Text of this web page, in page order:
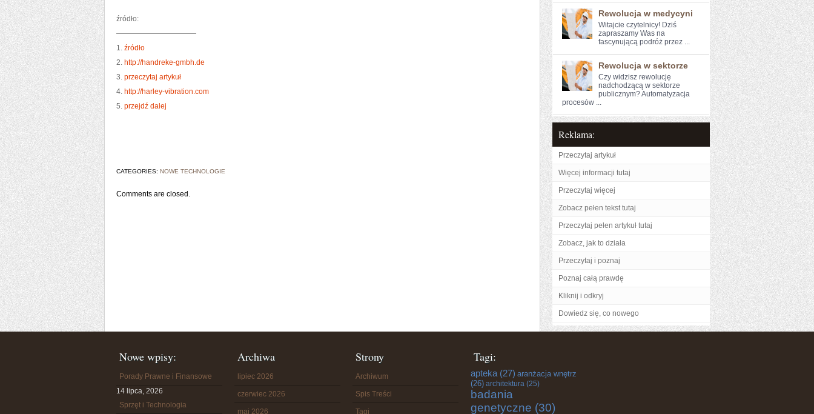
źródło:
———————————
1. źródło
2. http://handreke-gmbh.de
3. przeczytaj artykuł
4. http://harley-vibration.com
5. przejdź dalej
CATEGORIES: NOWE TECHNOLOGIE
Comments are closed.
Rewolucja w medycyni
Witajcie ​czytelnicy! Dziś
⁣zapraszamy Was na
fascynującą podróż przez ...
Rewolucja w sektorze
Czy widzisz ⁤rewolucję
nadchodzącą ⁤w sektorze‌
publicznym?⁤ Automatyzacja
procesów‍ ...
Reklama:
Przeczytaj artykuł
Więcej informacji tutaj
Przeczytaj więcej
Zobacz pełen tekst tutaj
Przeczytaj pełen artykuł tutaj
Zobacz, jak to działa
Przeczytaj i poznaj
Poznaj całą prawdę
Kliknij i odkryj
Dowiedz się, co nowego
Nowe wpisy:
Porady Prawne i Finansowe
14 lipca, 2026
Sprzęt i Technologia
Archiwa
lipiec 2026
czerwiec 2026
maj 2026
Strony
Archiwum
Spis Treści
Tagi
Tagi:
apteka (27) aranżacja wnętrz
(26) architektura (25)
badania
genetyczne (30)